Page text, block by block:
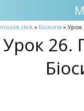
mozok.click » Біологія » Урок
Урок 26.